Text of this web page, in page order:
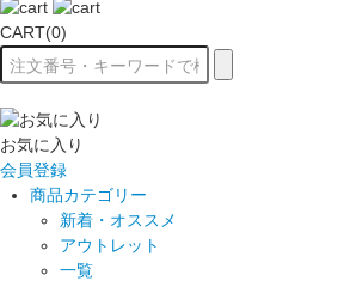
CART(0)
お気に入り
会員登録
商品カテゴリー
新着・オススメ
アウトレット
一覧